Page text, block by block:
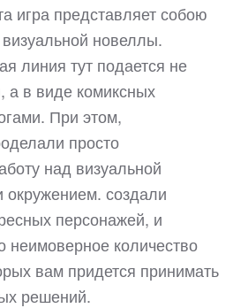
игра представляет собою
новеллы.
линия тут подается не
а в виде комиксных
При этом,
просто
над визуальной
создали
персонажей, и
неимоверное количество
вам придется принимать
решений.